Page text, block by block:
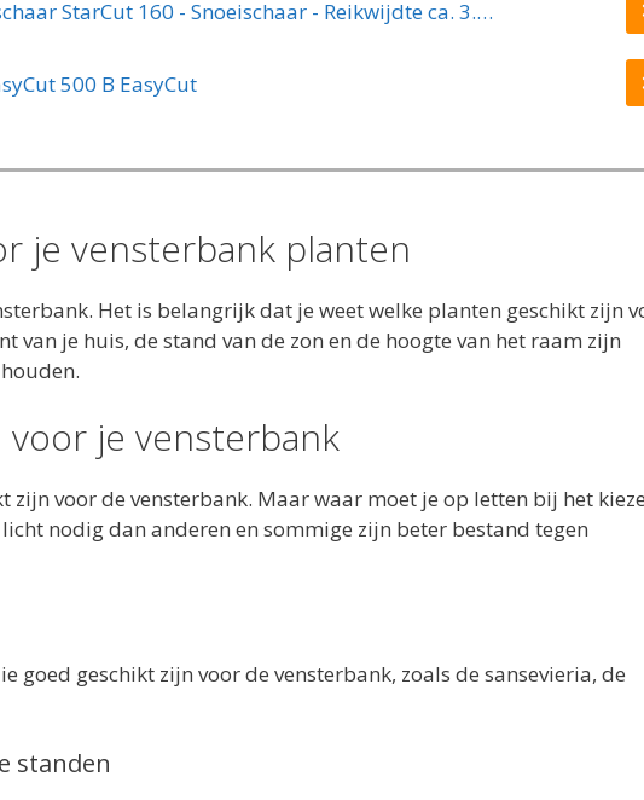
GARDENA Comfort Takkenschaar StarCut 160 - Snoeischaar - Reikwijdte ca. 3.5 m - Max Knipdiameter 32 mm
500 B EasyCut
je vensterbank planten
Het is belangrijk dat je weet welke planten geschikt zijn
van je huis, de stand van de zon en de hoogte van het raam zijn
je vensterbank
zijn voor de vensterbank. Maar waar moet je op letten bij het
nodig dan anderen en sommige zijn beter bestand tegen
goed geschikt zijn voor de vensterbank, zoals de sansevieria, de
standen